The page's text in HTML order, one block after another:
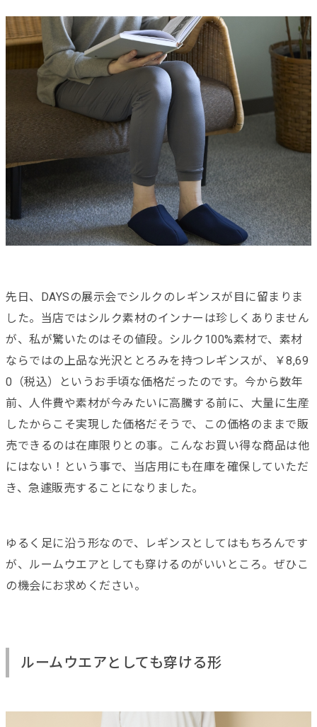
先日、DAYSの展示会でシルクのレギンスが目に留まりま
した。当店ではシルク素材のインナーは珍しくありません
が、私が驚いたのはその値段。シルク100%素材で、素材
ならではの上品な光沢ととろみを持つレギンスが、￥8,69
0（税込）というお手頃な価格だったのです。今から数年
前、人件費や素材が今みたいに高騰する前に、大量に生産
したからこそ実現した価格だそうで、この価格のままで販
売できるのは在庫限りとの事。こんなお買い得な商品は他
にはない！という事で、当店用にも在庫を確保していただ
き、急遽販売することになりました。
ゆるく足に沿う形なので、レギンスとしてはもちろんです
が、ルームウエアとしても穿けるのがいいところ。ぜひこ
の機会にお求めください。
ルームウエアとしても穿ける形